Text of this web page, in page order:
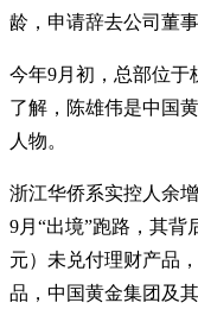
龄，申请辞去公司董
今年9月初，总部位于
了解，陈雄伟是中国
人物。
浙江华侨系实控人余
9月“出境”跑路，其背
元）未兑付理财产品
品，中国黄金集团及